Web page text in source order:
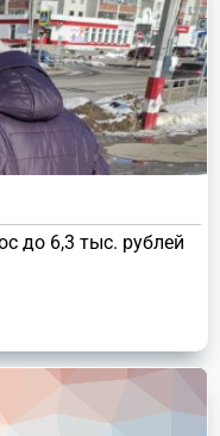
до 6,3 тыс. рублей